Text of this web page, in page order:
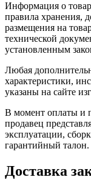
Информация о
правила хранения,
размещения на
технической
установленным
Любая
характеристики,
указаны на сайте
В момент оплаты и
продавец
эксплуатации,
гарантийный талон.
Доставка